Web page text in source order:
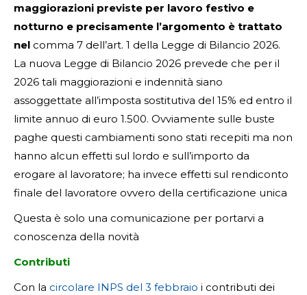
maggiorazioni previste per lavoro festivo e
notturno e precisamente l’argomento è trattato
nel comma 7 dell’art. 1 della Legge di Bilancio 2026.
La nuova Legge di Bilancio 2026 prevede che per il
2026 tali maggiorazioni e indennità siano
assoggettate all’imposta sostitutiva del 15% ed entro il
limite annuo di euro 1.500. Ovviamente sulle buste
paghe questi cambiamenti sono stati recepiti ma non
hanno alcun effetti sul lordo e sull’importo da
erogare al lavoratore; ha invece effetti sul rendiconto
finale del lavoratore ovvero della certificazione unica
Questa è solo una comunicazione per portarvi a
conoscenza della novità
Contributi
Con la circolare INPS del 3 febbraio i contributi dei